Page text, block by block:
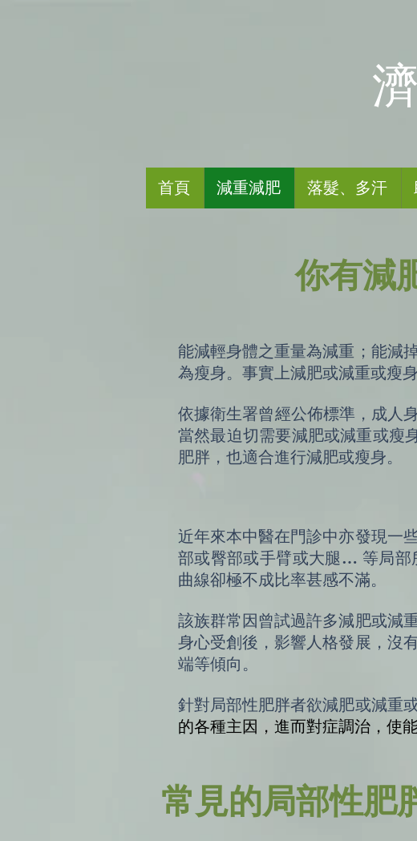
首頁 減重減肥 落髮、多汗
你有減
能減輕身體之重量為減重；能減
為瘦身。事實上減肥或減重或瘦
依據衛生署曾經公佈標準，成人
當然最迫切需要減肥或減重或瘦
肥胖，也適合進行減肥或瘦身。
近年來本中醫在門診中亦發現一
部或臀部或手臂或大腿… 等局部
曲線卻極不成比率甚感不滿。
該族群常因曾試過許多減肥或減
身心受創後，影響人格發展，沒
端等傾向。
針對局部性肥胖者欲減肥或減重
的各種主因，進而對症調治，使
常見的局部性肥